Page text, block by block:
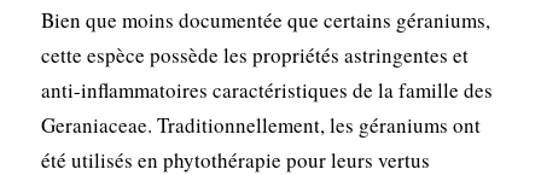
Bien que moins documentée que certains géraniums,
cette espèce possède les propriétés astringentes et
anti-inflammatoires caractéristiques de la famille des
Geraniaceae. Traditionnellement, les géraniums ont
été utilisés en phytothérapie pour leurs vertus